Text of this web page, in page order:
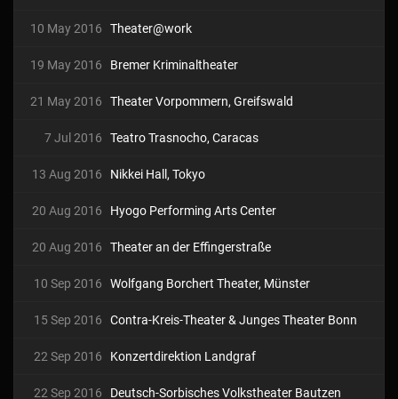
10 May 2016 Theater@work
19 May 2016 Bremer Kriminaltheater
21 May 2016 Theater Vorpommern, Greifswald
7 Jul 2016 Teatro Trasnocho, Caracas
13 Aug 2016 Nikkei Hall, Tokyo
20 Aug 2016 Hyogo Performing Arts Center
20 Aug 2016 Theater an der Effingerstraße
10 Sep 2016 Wolfgang Borchert Theater, Münster
15 Sep 2016 Contra-Kreis-Theater & Junges Theater Bonn
22 Sep 2016 Konzertdirektion Landgraf
22 Sep 2016 Deutsch-Sorbisches Volkstheater Bautzen